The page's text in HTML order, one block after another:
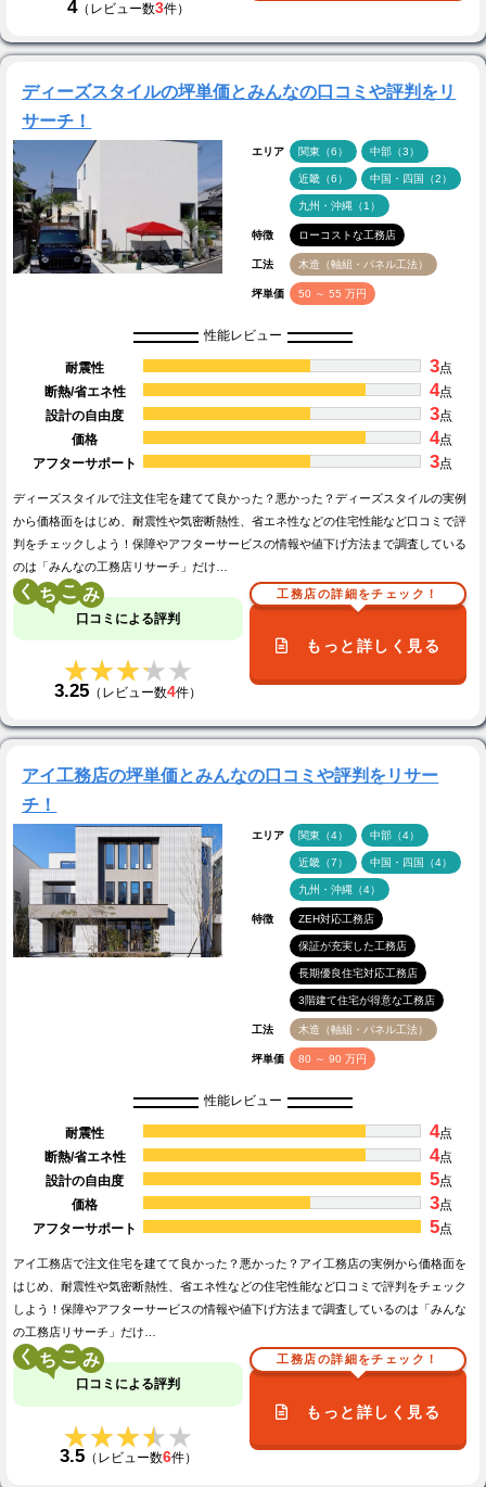
4（レビュー数3件）
ディーズスタイルの坪単価とみんなの口コミや評判をリ
サーチ！
エリア 関東（6） 中部（3）
近畿（6） 中国・四国（2）
九州・沖縄（1）
特徴 ローコストな工務店
工法 木造（軸組・パネル工法）
坪単価 50 ～ 55 万円
性能レビュー
耐震性 3点
断熱/省エネ性
4点
設計の自由度
3点
価格
4点
アフターサポート
3点
ディーズスタイルで注文住宅を建てて良かった？悪かった？ディーズスタイルの実例
から価格面をはじめ、耐震性や気密断熱性、省エネ性などの住宅性能など口コミで評
判をチェックしよう！保障やアフターサービスの情報や値下げ方法まで調査している
のは「みんなの工務店リサーチ」だけ…
く こ
口コミによる評判
★★★★★
★★★★★
3.25 （レビュー数4件）
工務店の詳細をチェック！
もっと詳しく見る
アイ工務店の坪単価とみんなの口コミや評判をリサー
チ！
エリア 関東（4） 中部（4）
近畿（7） 中国・四国（4）
九州・沖縄（4）
特徴 ZEH対応工務店
保証が充実した工務店
長期優良住宅対応工務店
3階建て住宅が得意な工務店
工法 木造（軸組・パネル工法）
坪単価 80 ～ 90 万円
性能レビュー
耐震性 4点
断熱/省エネ性
4点
設計の自由度
5点
価格
3点
アフターサポート
5点
アイ工務店で注文住宅を建てて良かった？悪かった？アイ工務店の実例から価格面を
はじめ、耐震性や気密断熱性、省エネ性などの住宅性能など口コミで評判をチェック
しよう！保障やアフターサービスの情報や値下げ方法まで調査しているのは「みんな
の工務店リサーチ」だけ…
く こ
口コミによる評判
★★★★★
★★★★★
3.5（レビュー数6件）
工務店の詳細をチェック！
もっと詳しく見る